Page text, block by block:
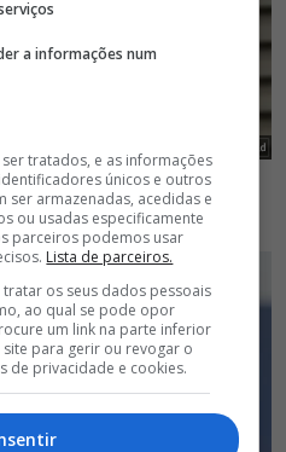
a informações num
tratados, e as informações
únicos e outros
armazenadas, acedidas e
ou usadas especificamente
parceiros podemos usar
Lista de parceiros.
os seus dados pessoais
ao qual se pode opor
um link na parte inferior
para gerir ou revogar o
de privacidade e cookies.